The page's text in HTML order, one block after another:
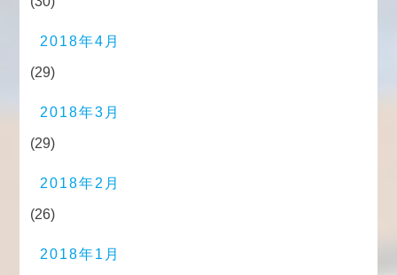
2018年4月
(29)
2018年3月
(29)
2018年2月
(26)
2018年1月